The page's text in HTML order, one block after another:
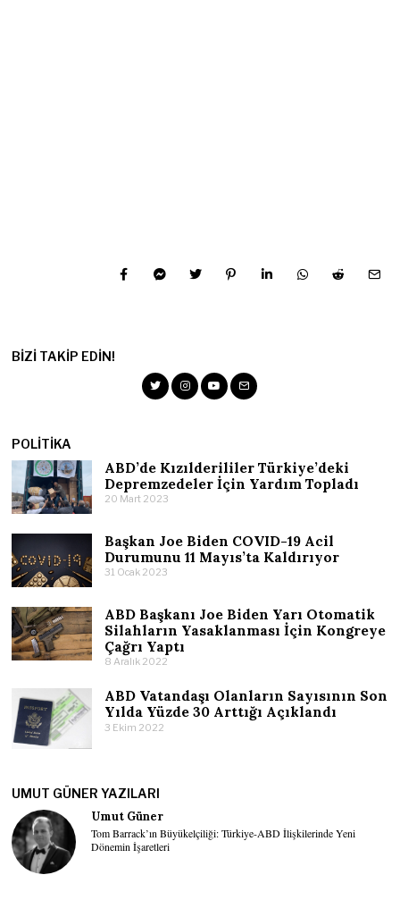
BIZI TAKIP EDIN!
POLITIKA
ABD’de Kızılderililer Türkiye’deki
Depremzedeler İçin Yardım Topladı
20 Mart 2023
Başkan Joe Biden COVID-19 Acil
Durumunu 11 Mayıs’ta Kaldırıyor
31 Ocak 2023
ABD Başkanı Joe Biden Yarı Otomatik
Silahların Yasaklanması İçin Kongreye
Çağrı Yaptı
8 Aralık 2022
ABD Vatandaşı Olanların Sayısının Son
Yılda Yüzde 30 Arttığı Açıklandı
3 Ekim 2022
UMUT GÜNER YAZILARI
Umut Güner
Tom Barrack’ın Büyükelçiliği: Türkiye-ABD İlişkilerinde Yeni
Dönemin İşaretleri